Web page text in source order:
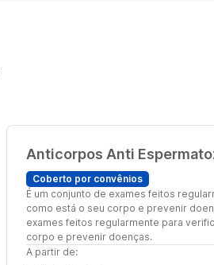
Anticorpos Anti
Coberto por convênios
É um conjunto de exames feitos
como está o seu corpo e prevenir
exames feitos regularmente para
corpo e prevenir doenças.
A partir de: